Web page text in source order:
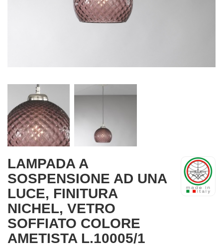
LAMPADA A
SOSPENSIONE AD UNA
LUCE, FINITURA
NICHEL, VETRO
SOFFIATO COLORE
AMETISTA L.10005/1